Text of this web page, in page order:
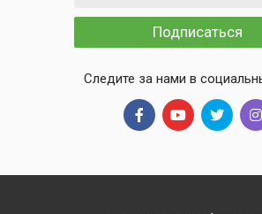
Подписаться
Следите за нами в